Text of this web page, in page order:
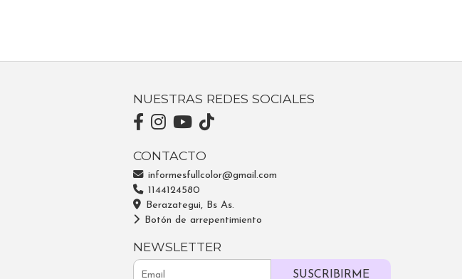
NUESTRAS REDES SOCIALES
CONTACTO
informesfullcolor@gmail.com
1144124580
Berazategui, Bs As.
Botón de arrepentimiento
NEWSLETTER
SUSCRIBIRME